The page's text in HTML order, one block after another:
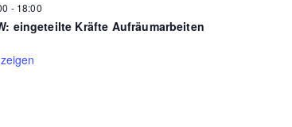
- 18:00
eingeteilte Kräfte Aufräumarbeiten